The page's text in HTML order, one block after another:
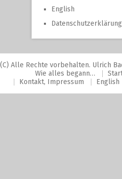
English
Datenschutzerklärung
(C) Alle Rechte vorbehalten. Ulrich
Wie alles begann…
Kontakt, Impressum
English